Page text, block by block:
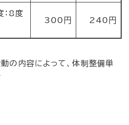
：8度
300円 240円
動の内容によって、体制整備単